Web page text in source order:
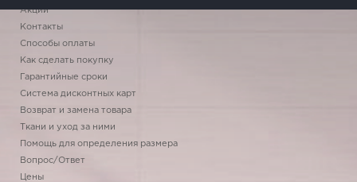
Акции
Контакты
Способы оплаты
Как сделать покупку
Гарантийные сроки
Система дисконтных карт
Возврат и замена товара
Ткани и уход за ними
Помощь для определения размера
Вопрос/Ответ
Цены